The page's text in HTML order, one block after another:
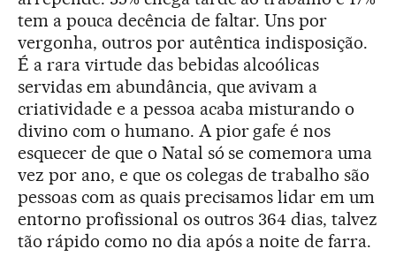
tem a pouca decência de faltar. Uns por
vergonha, outros por autêntica indisposição.
É a rara virtude das bebidas alcoólicas
servidas em abundância, que avivam a
criatividade e a pessoa acaba misturando o
divino com o humano. A pior gafe é nos
esquecer de que o Natal só se comemora uma
vez por ano, e que os colegas de trabalho são
pessoas com as quais precisamos lidar em um
entorno profissional os outros 364 dias, talvez
tão rápido como no dia após a noite de farra.